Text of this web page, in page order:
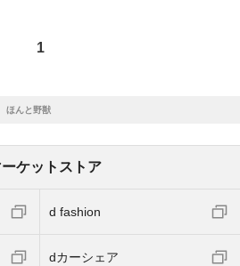
1
ほんと野獣
ケットストア
d fashion
dカーシェア